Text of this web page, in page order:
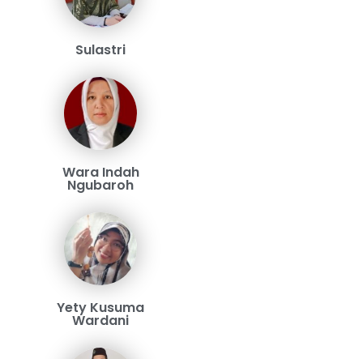
Sulastri
Wara Indah
Ngubaroh
Yety Kusuma
Wardani